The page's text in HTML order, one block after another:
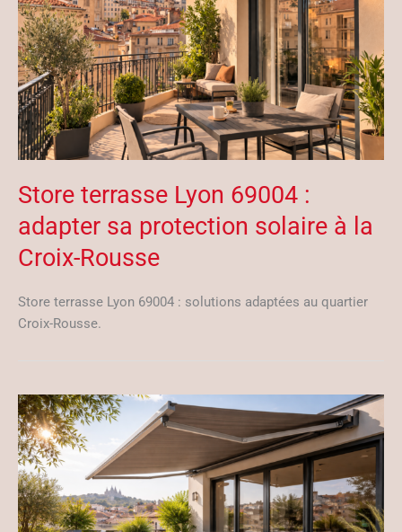
Store terrasse Lyon 69004 :
adapter sa protection solaire à la
Croix-Rousse
Store terrasse Lyon 69004 : solutions adaptées au quartier
Croix-Rousse.